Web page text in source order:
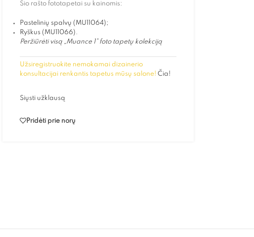
Šio rašto fototapetai su kainomis:
Pastelinių spalvų (MU11064);
Ryškus (MU11066).
Peržiūrėti visą „Muance 1” foto tapetų kolekciją
Užsiregistruokite nemokamai dizainerio
konsultacijai renkantis tapetus mūsų salone! Čia!
Siųsti užklausą
Pridėti prie norų